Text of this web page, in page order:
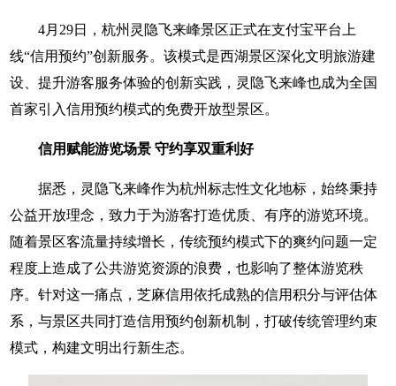
4月29日，杭州灵隐飞来峰景区正式在支付宝平台上
线“信用预约”创新服务。该模式是西湖景区深化文明旅游建
设、提升游客服务体验的创新实践，灵隐飞来峰也成为全国
首家引入信用预约模式的免费开放型景区。
信用赋能游览场景 守约享双重利好
据悉，灵隐飞来峰作为杭州标志性文化地标，始终秉持
公益开放理念，致力于为游客打造优质、有序的游览环境。
随着景区客流量持续增长，传统预约模式下的爽约问题一定
程度上造成了公共游览资源的浪费，也影响了整体游览秩
序。针对这一痛点，芝麻信用依托成熟的信用积分与评估体
系，与景区共同打造信用预约创新机制，打破传统管理约束
模式，构建文明出行新生态。